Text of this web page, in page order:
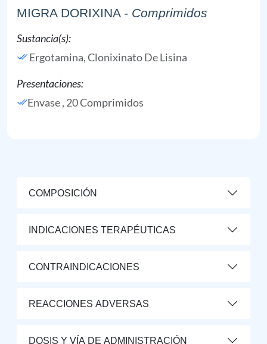
MIGRA DORIXINA - Comprimidos
Sustancia(s):
Ergotamina,Clonixinato De Lisina
Presentaciones:
Envase , 20 Comprimidos
COMPOSICIÓN
INDICACIONES TERAPÉUTICAS
CONTRAINDICACIONES
REACCIONES ADVERSAS
DOSIS Y VÍA DE ADMINISTRACIÓN